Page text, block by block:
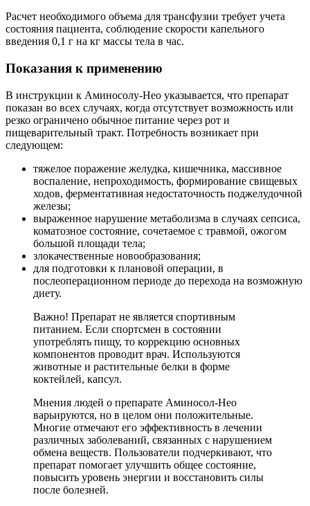
Расчет необходимого объема для трансфузии требует учета
состояния пациента, соблюдение скорости капельного
введения 0,1 г на кг массы тела в час.
Показания к применению
В инструкции к Аминосолу-Нео указывается, что препарат
показан во всех случаях, когда отсутствует возможность или
резко ограничено обычное питание через рот и
пищеварительный тракт. Потребность возникает при
следующем:
тяжелое поражение желудка, кишечника, массивное
воспаление, непроходимость, формирование свищевых
ходов, ферментативная недостаточность поджелудочной
железы;
выраженное нарушение метаболизма в случаях сепсиса,
коматозное состояние, сочетаемое с травмой, ожогом
большой площади тела;
злокачественные новообразования;
для подготовки к плановой операции, в
послеоперационном периоде до перехода на возможную
диету.
Важно! Препарат не является спортивным
питанием. Если спортсмен в состоянии
употреблять пищу, то коррекцию основных
компонентов проводит врач. Используются
животные и растительные белки в форме
коктейлей, капсул.
Мнения людей о препарате Аминосол-Нео
варьируются, но в целом они положительные.
Многие отмечают его эффективность в лечении
различных заболеваний, связанных с нарушением
обмена веществ. Пользователи подчеркивают, что
препарат помогает улучшить общее состояние,
повысить уровень энергии и восстановить силы
после болезней.